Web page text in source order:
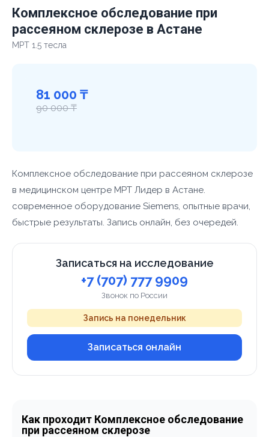
Комплексное обследование при
рассеяном склерозе в Астане
МРТ 1.5 тесла
81 000 ₸
90 000 ₸
Комплексное обследование при рассеяном склерозе
в медицинском центре МРТ Лидер в Астане.
современное оборудование Siemens, опытные врачи,
быстрые результаты. Запись онлайн, без очередей.
Записаться на исследование
+7 (707) 777 9909
Звонок по России
Запись на понедельник
Записаться онлайн
Как проходит Комплексное обследование
при рассеяном склерозе